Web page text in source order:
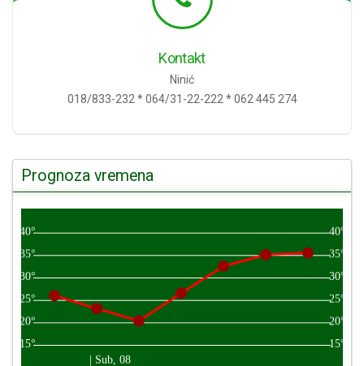
Kontakt
Ninić
018/833-232 * 064/31-22-222 * 062 445 274
Prognoza vremena